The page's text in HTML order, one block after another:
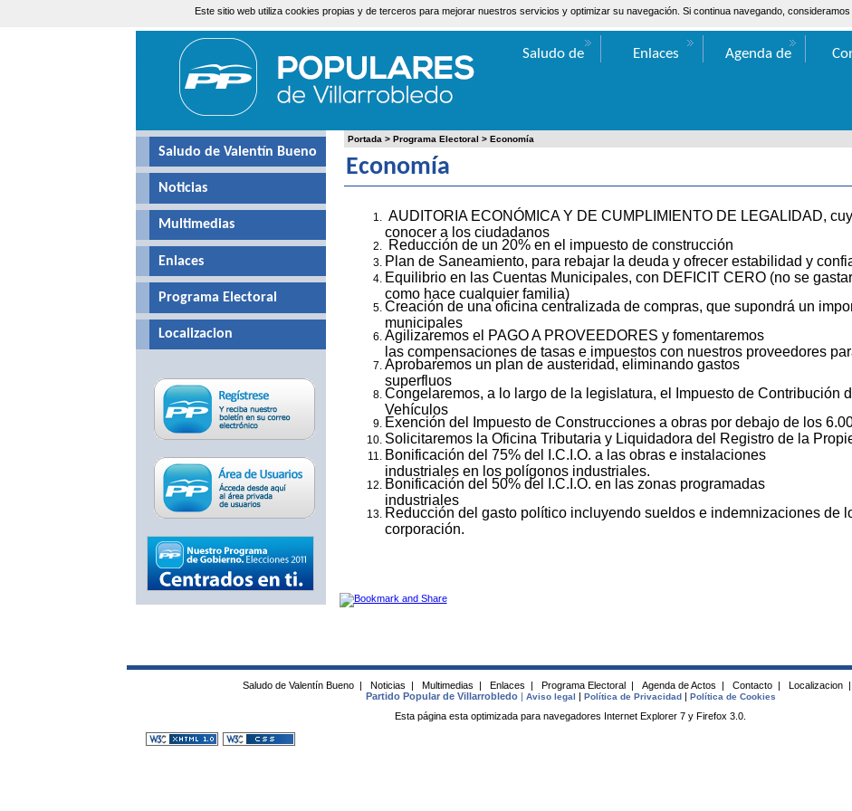
Este sitio web utiliza cookies propias y de terceros para mejorar nuestros servicios y optimizar su navegación. Si continua navegando,
Portada > Programa Electoral > Economía
Economía
AUDITORIA ECONÓMICA Y DE CUMPLIMIENTO DE LEGALIDAD,
conocer a los ciudadanos
Reducción de un 20% en el impuesto de construcción
Plan de Saneamiento, para rebajar la deuda y ofrecer estabilidad y
Equilibrio en las Cuentas Municipales, con DEFICIT CERO (no se
como hace cualquier familia)
Creación de una oficina centralizada de compras, que supondrá un
municipales
Agilizaremos el PAGO A PROVEEDORES y fomentaremos
las compensaciones de tasas e impuestos con nuestros proveedores
Aprobaremos un plan de austeridad, eliminando gastos
superfluos
Congelaremos, a lo largo de la legislatura, el Impuesto de Contribución
Vehículos
Exención del Impuesto de Construcciones a obras por debajo de los
Solicitaremos la Oficina Tributaria y Liquidadora del Registro de la
Bonificación del 75% del I.C.I.O. a las obras e instalaciones
industriales en los polígonos industriales.
Bonificación del 50% del I.C.I.O. en las zonas programadas
industriales
Reducción del gasto político incluyendo sueldos e indemnizaciones de
corporación.
Saludo de Valentín Bueno
Noticias
Multimedias
Enlaces
Programa Electoral
Localizacion
Jueves, 6 de Agosto de 2026
Saludo de
Enlaces
Agenda de
Saludo de Valentín Bueno | Noticias | Multimedias | Enlaces | Programa Electoral | Agenda de Actos | Contacto | Localizacion |
Partido Popular de Villarrobledo| Aviso legal | Política de Privacidad| Política de Cookies
Esta página esta optimizada para navegadores Internet Explorer 7 y Firefox 3.0.